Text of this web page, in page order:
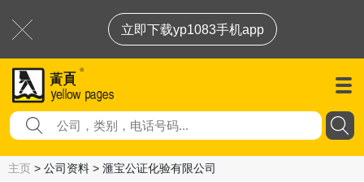
立即下载yp1083手机app
主页 > 公司资料 > 滙宝公证化验有限公司